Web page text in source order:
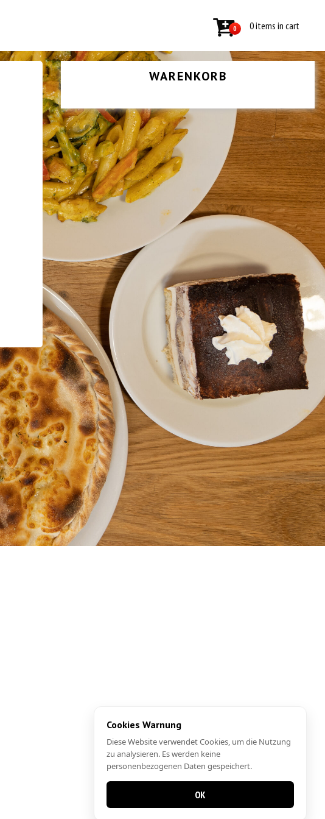
0 0 items in cart
WARENKORB
Cookies Warnung
Diese Website verwendet Cookies, um die Nutzung
zu analysieren. Es werden keine
personenbezogenen Daten gespeichert.
OK